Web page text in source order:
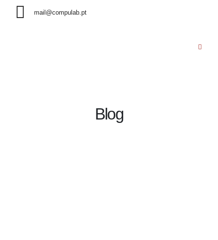
mail@compulab.pt
Blog